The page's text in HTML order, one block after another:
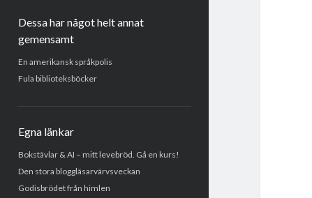
Dessa har något helt annat
gemensamt
En amerikansk språkpolis
Fula biblioteksböcker
Egna länkar
Bokstävlar & AI – mitt levebröd. Gå en kurs!
Den stora bloggläsarvärvsveckan
Godisbrödet från himlen